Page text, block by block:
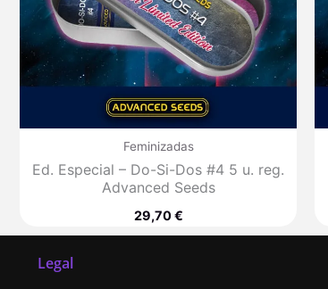
Feminizadas
Ed. Especial – Do-Si-Dos #4 5 u. reg.
Advanced Seeds
29,70€
Legal